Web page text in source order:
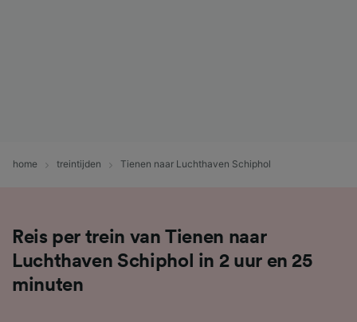
home treintijden Tienen naar Luchthaven Schiphol
Reis per trein van Tienen naar
Luchthaven Schiphol in 2 uur en 25
minuten